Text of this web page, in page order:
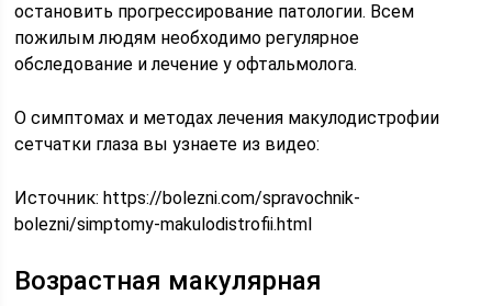
остановить прогрессирование патологии. Всем
пожилым людям необходимо регулярное
обследование и лечение у офтальмолога.
О симптомах и методах лечения макулодистрофии
сетчатки глаза вы узнаете из видео:
Источник:https://bolezni.com/spravochnik-
bolezni/simptomy-makulodistrofii.html
Возрастная макулярная